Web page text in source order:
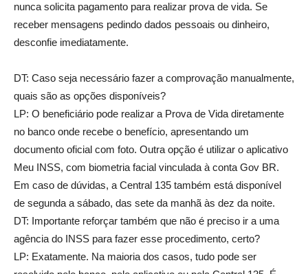
nunca solicita pagamento para realizar prova de vida. Se
receber mensagens pedindo dados pessoais ou dinheiro,
desconfie imediatamente.
DT: Caso seja necessário fazer a comprovação manualmente,
quais são as opções disponíveis?
LP: O beneficiário pode realizar a Prova de Vida diretamente
no banco onde recebe o benefício, apresentando um
documento oficial com foto. Outra opção é utilizar o aplicativo
Meu INSS, com biometria facial vinculada à conta Gov BR.
Em caso de dúvidas, a Central 135 também está disponível
de segunda a sábado, das sete da manhã às dez da noite.
DT: Importante reforçar também que não é preciso ir a uma
agência do INSS para fazer esse procedimento, certo?
LP: Exatamente. Na maioria dos casos, tudo pode ser